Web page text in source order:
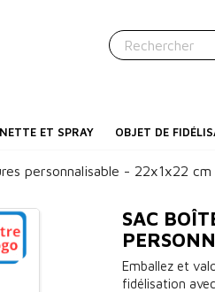
ET SPRAY OBJET DE
personnalisable - 22x1x22 cm
SAC
Emballez et
fidélisation